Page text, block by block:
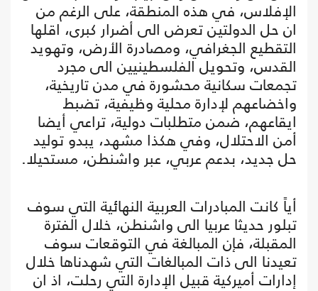
الإفلاس، في هذه المنطقة، على الرغم من
ان حل الدولتين تعرض الى أضرار كبرى، اقلها
التقطيع الجغرافي، ومصادرة الأرض، وتهويد
القدس، وتحويل الفلسطينيين الى مجرد
تجمعات سكانية محشورة في مدن تاريخية،
واخضاعهم لإدارة محلية وظيفية، تضبط
ايقاعهم، ضمن متطلبات دولية، تراعي أيضا
أمن الاحتلال، وفي هكذا مشهد، يبدو توليد
حل جديد، بدعم عربي، عبر واشنطن، مستحيلا.
أياً كانت المبادرات العربية النهائية التي سوف
تبلور حديثا عربيا الى واشنطن، خلال الفترة
المقبلة، فإن المبالغة في التوقعات سوف
تعيدنا الى ذات المبالغات التي شهدناها خلال
إدارات أميركية قبيل الإدارة التي رحلت، اذ ان